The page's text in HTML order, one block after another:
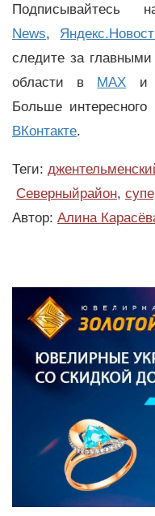
News,
следите за
области в MAX и
Больше
ВКонтакте.
Теги:
Северныйрайон,
Автор: Алина